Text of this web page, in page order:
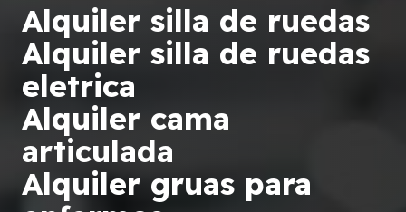
Alquiler silla de ruedas
Alquiler silla de ruedas
eletrica
Alquiler cama
articulada
Alquiler gruas para